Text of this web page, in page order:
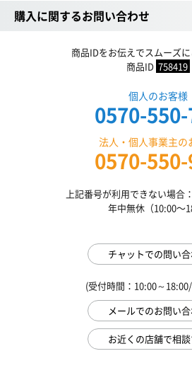
購入に関するお問い合わせ
商品IDをお伝えでスムーズ
商品ID 758419
個人のお客様
0570-
法人・個人事業主の
0570-
上記番号が利用できない場合
年中無休（10:00〜
チャットでの問い
(受付時間：10:00～
メールでのお問い
お近くの店舗で相談